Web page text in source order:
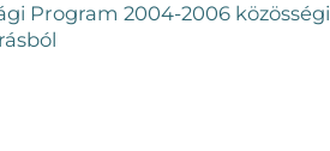
Program 2004-2006 közösségi